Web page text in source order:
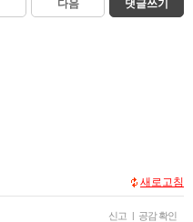
다음 댓글쓰기
새로고침
신고 | 공감 확인